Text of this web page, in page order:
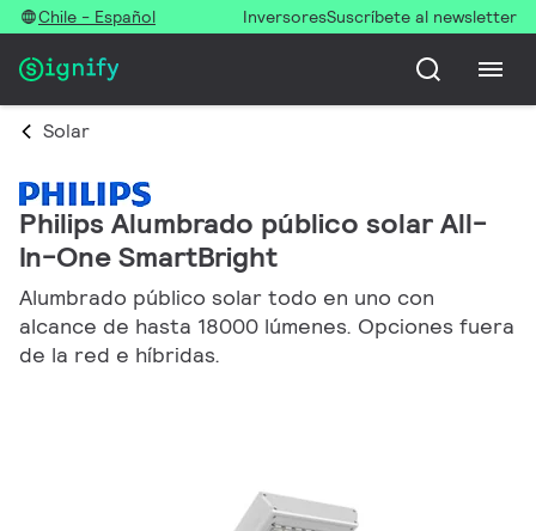
Chile - Español InversoresSuscríbete al newsletter
Solar
Philips Alumbrado público solar All-
In-One SmartBright
Alumbrado público solar todo en uno con
alcance de hasta 18000 lúmenes. Opciones fuera
de la red e híbridas.